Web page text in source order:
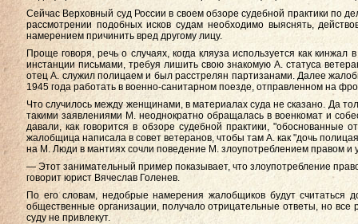
Сейчас Верховный суд России в своем обзоре судебной практики по
рассмотрении подобных исков судам необходимо выяснять,
намерением причинить вред другому лицу.
Проще говоря, речь о случаях, когда кляуза используется как
инстанции письмами, требуя лишить свою знакомую А. статуса
отец А. служил полицаем и был расстрелян партизанами. Далее
1945 года работать в военно-санитарном поезде, отправленном на
Что случилось между женщинами, в материалах суда не сказано. Да
такими заявлениями М. неоднократно обращалась в военкомат и
давали, как говорится в обзоре судебной практики,
жалобщица написала в совет ветеранов, чтобы там А. как "дочь
на М. Люди в мантиях сочли поведение М. злоупотреблением правом и
— Этот занимательный пример показывает, что злоупотребление
говорит юрист Вячеслав Голенев.
По его словам, недобрые намерения жалобщиков будут считаться
общественные организации, получало отрицательные ответы, но
суду не привлекут.